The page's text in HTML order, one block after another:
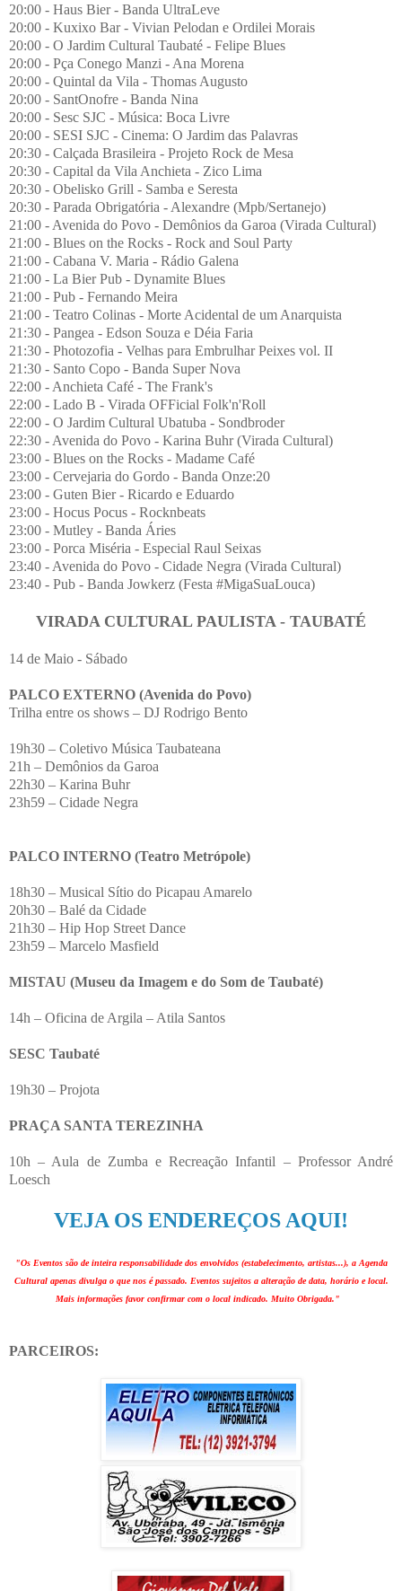
20:00 - Haus Bier - Banda UltraLeve
20:00 - Kuxixo Bar - Vivian Pelodan e Ordilei Morais
20:00 - O Jardim Cultural Taubaté - Felipe Blues
20:00 - Pça Conego Manzi - Ana Morena
20:00 - Quintal da Vila - Thomas Augusto
20:00 - SantOnofre - Banda Nina
20:00 - Sesc SJC - Música: Boca Livre
20:00 - SESI SJC - Cinema: O Jardim das Palavras
20:30 - Calçada Brasileira - Projeto Rock de Mesa
20:30 - Capital da Vila Anchieta - Zico Lima
20:30 - Obelisko Grill - Samba e Seresta
20:30 - Parada Obrigatória - Alexandre (Mpb/Sertanejo)
21:00 - Avenida do Povo - Demônios da Garoa (Virada Cultural)
21:00 - Blues on the Rocks - Rock and Soul Party
21:00 - Cabana V. Maria - Rádio Galena
21:00 - La Bier Pub - Dynamite Blues
21:00 - Pub - Fernando Meira
21:00 - Teatro Colinas - Morte Acidental de um Anarquista
21:30 - Pangea - Edson Souza e Déia Faria
21:30 - Photozofia - Velhas para Embrulhar Peixes vol. II
21:30 - Santo Copo - Banda Super Nova
22:00 - Anchieta Café - The Frank's
22:00 - Lado B - Virada OFFicial Folk'n'Roll
22:00 - O Jardim Cultural Ubatuba - Sondbroder
22:30 - Avenida do Povo - Karina Buhr (Virada Cultural)
23:00 - Blues on the Rocks - Madame Café
23:00 - Cervejaria do Gordo - Banda Onze:20
23:00 - Guten Bier - Ricardo e Eduardo
23:00 - Hocus Pocus - Rocknbeats
23:00 - Mutley - Banda Áries
23:00 - Porca Miséria - Especial Raul Seixas
23:40 - Avenida do Povo - Cidade Negra (Virada Cultural)
23:40 - Pub - Banda Jowkerz (Festa #MigaSuaLouca)
VIRADA CULTURAL PAULISTA - TAUBATÉ
14 de Maio - Sábado
PALCO EXTERNO (Avenida do Povo)
Trilha entre os shows – DJ Rodrigo Bento
19h30 – Coletivo Música Taubateana
21h – Demônios da Garoa
22h30 – Karina Buhr
23h59 – Cidade Negra
PALCO INTERNO (Teatro Metrópole)
18h30 – Musical Sítio do Picapau Amarelo
20h30 – Balé da Cidade
21h30 – Hip Hop Street Dance
23h59 – Marcelo Masfield
MISTAU (Museu da Imagem e do Som de Taubaté)
14h – Oficina de Argila – Atila Santos
SESC Taubaté
19h30 – Projota
PRAÇA SANTA TEREZINHA
10h – Aula de Zumba e Recreação Infantil – Professor André
Loesch
VEJA OS ENDEREÇOS AQUI!
"Os Eventos são de inteira responsabilidade dos envolvidos (estabelecimento, artistas...), a Agenda
Cultural apenas divulga o que nos é passado. Eventos sujeitos a alteração de data, horário e local.
Mais informações favor confirmar com o local indicado. Muito Obrigada."
PARCEIROS: